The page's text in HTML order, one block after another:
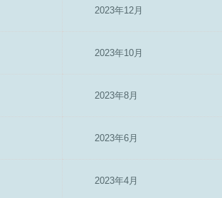
2023年12月
2023年10月
2023年8月
2023年6月
2023年4月